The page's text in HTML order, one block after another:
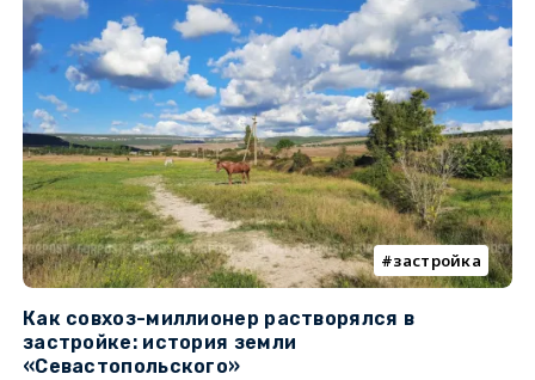
застройка
Как совхоз-миллионер растворялся в
застройке: история земли
«Севастопольского»